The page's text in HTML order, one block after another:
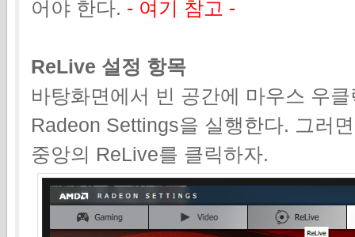
어야 한다. - 여기 참고 -
ReLive 설정 항목
바탕화면에서 빈 공간에 마우스 우
Radeon Settings을 실행한다. 그러
중앙의 ReLive를 클릭하자.